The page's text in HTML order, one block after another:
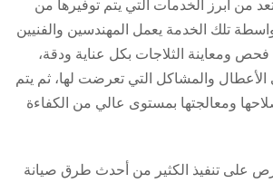
من أبرز الخدمات التي يتم توفيرها من
تلك الخدمة يعمل المهندسين والفنيين
فحص ومعاينة الثلاجات بكل عناية ودقة،
والمشاكل التي تعرضت لها، ثم يتم
ومعالجتها بمستوى عالي من الكفاءة
على تنفيذ الكثير من أحدث طرق صيانة